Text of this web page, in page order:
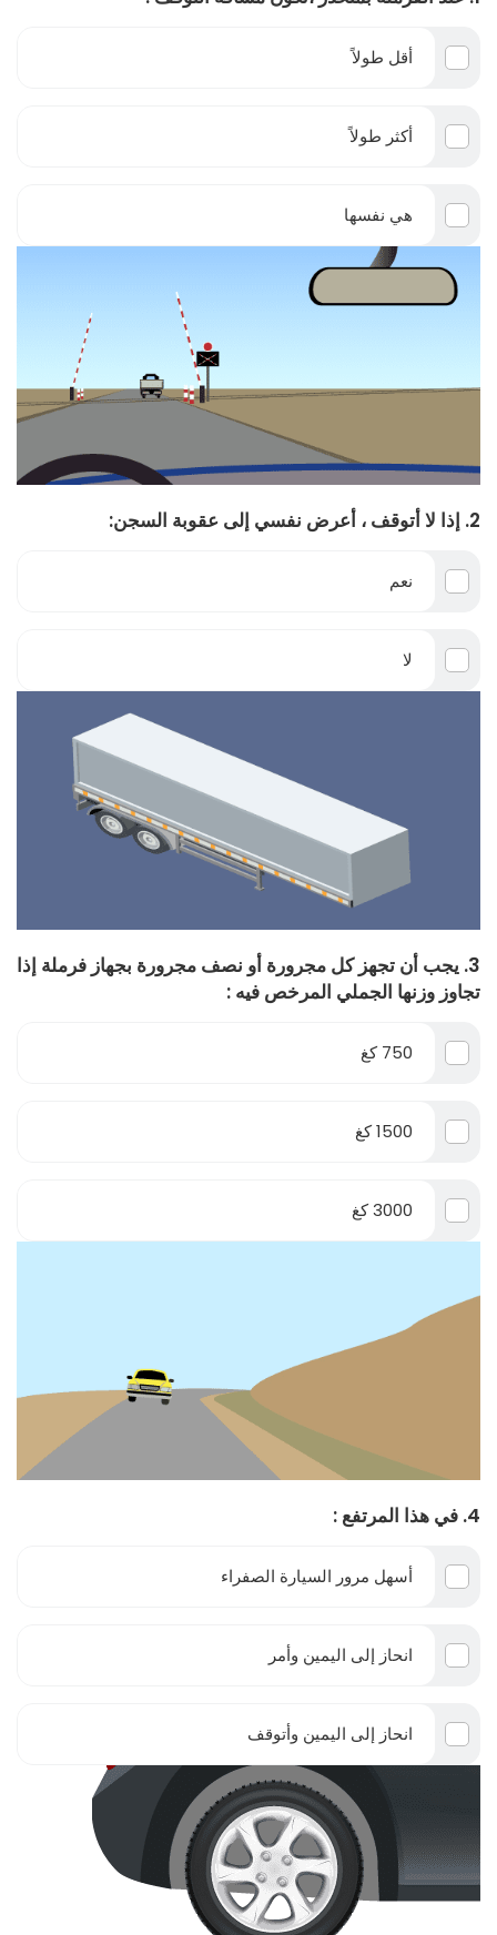
أقل طولاً
أكثر طولاً
هي نفسها
2. إذا لا أتوقف ، أعرض نفسي إلى عقوبة السجن:
نعم
لا
3. يجب أن تجهز كل مجرورة أو نصف مجرورة بجهاز فرملة إذا
تجاوز وزنها الجملي المرخص فيه :
750 كغ
1500 كغ
3000 كغ
4. في هذا المرتفع :
أسهل مرور السيارة الصفراء
انحاز إلى اليمين وأمر
انحاز إلى اليمين وأتوقف